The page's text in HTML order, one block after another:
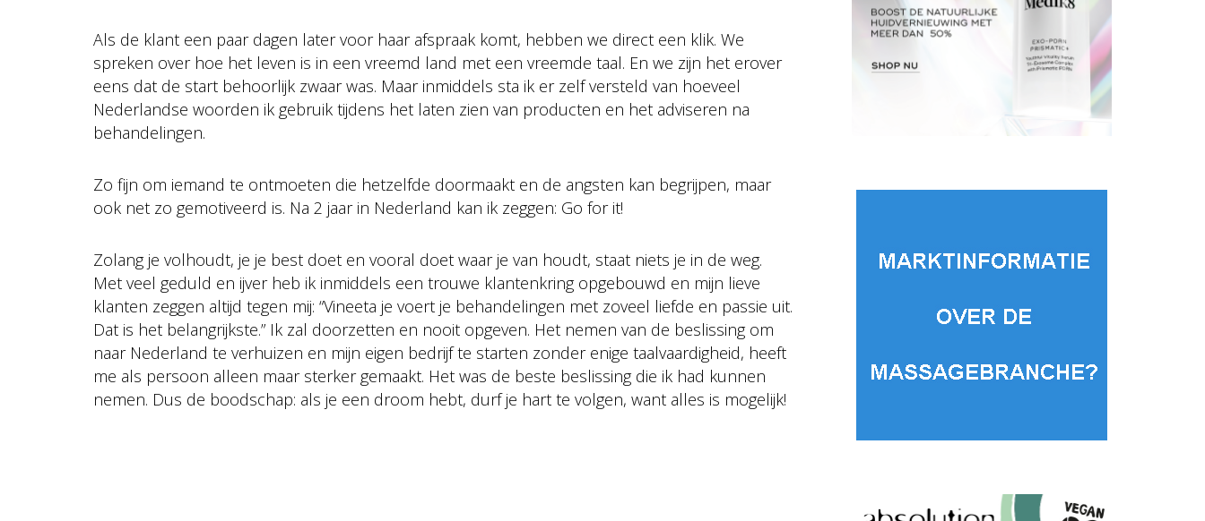
Als de klant een paar dagen later voor haar afspraak komt, hebben we direct een klik. We
spreken over hoe het leven is in een vreemd land met een vreemde taal. En we zijn het erover
eens dat de start behoorlijk zwaar was. Maar inmiddels sta ik er zelf versteld van hoeveel
Nederlandse woorden ik gebruik tijdens het laten zien van producten en het adviseren na
behandelingen.
Zo fijn om iemand te ontmoeten die hetzelfde doormaakt en de angsten kan begrijpen, maar
ook net zo gemotiveerd is. Na 2 jaar in Nederland kan ik zeggen: Go for it!
Zolang je volhoudt, je je best doet en vooral doet waar je van houdt, staat niets je in de weg.
Met veel geduld en ijver heb ik inmiddels een trouwe klantenkring opgebouwd en mijn lieve
klanten zeggen altijd tegen mij: “Vineeta je voert je behandelingen met zoveel liefde en passie uit.
Dat is het belangrijkste.” Ik zal doorzetten en nooit opgeven. Het nemen van de beslissing om
naar Nederland te verhuizen en mijn eigen bedrijf te starten zonder enige taalvaardigheid, heeft
me als persoon alleen maar sterker gemaakt. Het was de beste beslissing die ik had kunnen
nemen. Dus de boodschap: als je een droom hebt, durf je hart te volgen, want alles is mogelijk!